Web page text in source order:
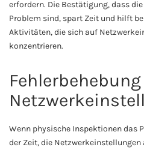
erfordern. Die Bestätigung, dass
Problem sind, spart Zeit und hilft
Aktivitäten, die sich auf
konzentrieren.
Wenn physische Inspektionen das
der Zeit, die